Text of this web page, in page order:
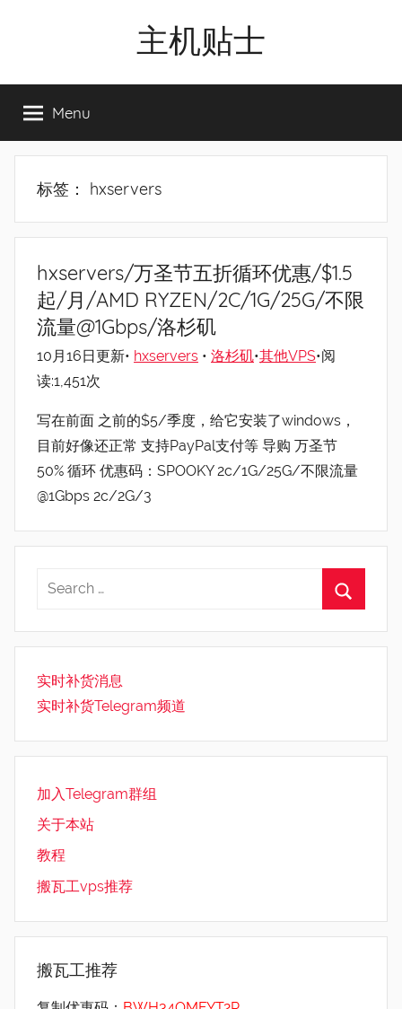
主机贴士
工|BandwagonHost
VPS|Vps|
主
荐
Menu
标签： hxservers
hxservers/万圣节五折循环优惠/$1.5
起/月/AMD RYZEN/2C/1G/25G/不限
流量@1Gbps/洛杉矶
10月16日更新• hxservers • 洛杉矶•其他VPS•阅
读:1,451次
写在前面 之前的$5/季度，给它安装了windows，
目前好像还正常 支持PayPal支付等 导购 万圣节
50% 循环 优惠码：SPOOKY 2c/1G/25G/不限流量
@1Gbps 2c/2G/3
实时补货消息
实时补货Telegram频道
加入Telegram群组
关于本站
教程
搬瓦工vps推荐
搬瓦工推荐